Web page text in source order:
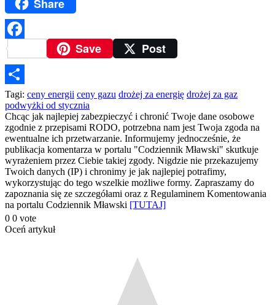
Share
FacebookSave Post
Podziel
się
Tagi: ceny energii ceny gazu drożej za energię drożej za gaz
podwyżki od stycznia
Chcąc jak najlepiej zabezpieczyć i chronić Twoje dane osobowe
zgodnie z przepisami RODO, potrzebna nam jest Twoja zgoda na
ewentualne ich przetwarzanie. Informujemy jednocześnie, że
publikacja komentarza w portalu "Codziennik Mławski" skutkuje
wyrażeniem przez Ciebie takiej zgody. Nigdzie nie przekazujemy
Twoich danych (IP) i chronimy je jak najlepiej potrafimy,
wykorzystując do tego wszelkie możliwe formy. Zapraszamy do
zapoznania się ze szczegółami oraz z Regulaminem Komentowania
na portalu Codziennik Mławski [TUTAJ]
0 0 vote
Oceń artykuł